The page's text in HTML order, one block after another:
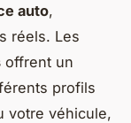
auto,
réels. Les
offrent un
profils
votre véhicule,